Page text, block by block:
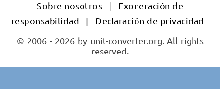
Sobre nosotros |
Exoneración de
responsabilidad
|
Declaración de privacidad
© 2006 - 2026 by unit-converter.org. All rights
reserved.